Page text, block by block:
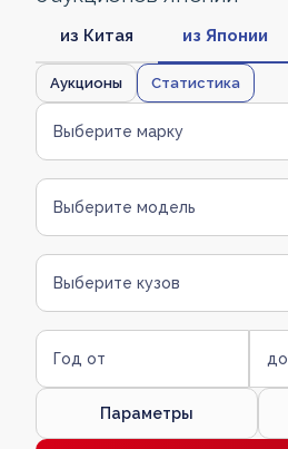
из Китая из Японии
Аукционы Статистика
Выберите марку
Выберите модель
Выберите кузов
Год от до
Параметры